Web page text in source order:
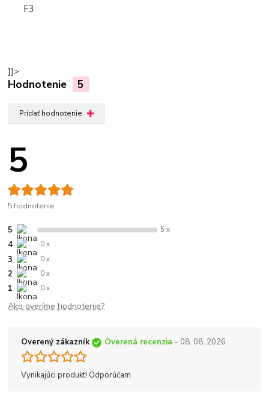
F3
]]>
Hodnotenie 5
Pridať hodnotenie
5
5 hodnotenie
5 5 x
4 0 x
3 0 x
2 0 x
1 0 x
Ako overíme hodnotenie?
Overený zákazník Overená recenzia - 08. 08. 2026
Vynikajúci produkt! Odporúčam